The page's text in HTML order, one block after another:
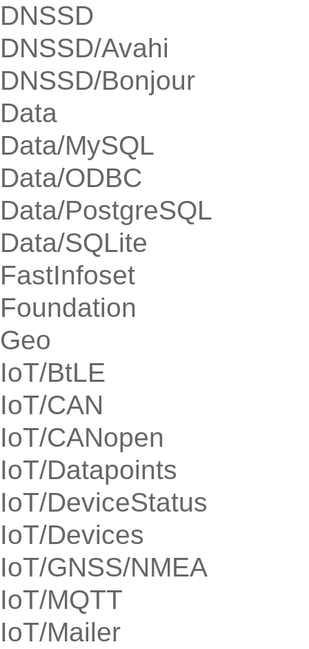
DNSSD
DNSSD/Avahi
DNSSD/Bonjour
Data
Data/MySQL
Data/ODBC
Data/PostgreSQL
Data/SQLite
FastInfoset
Foundation
Geo
IoT/BtLE
IoT/CAN
IoT/CANopen
IoT/Datapoints
IoT/DeviceStatus
IoT/Devices
IoT/GNSS/NMEA
IoT/MQTT
IoT/Mailer